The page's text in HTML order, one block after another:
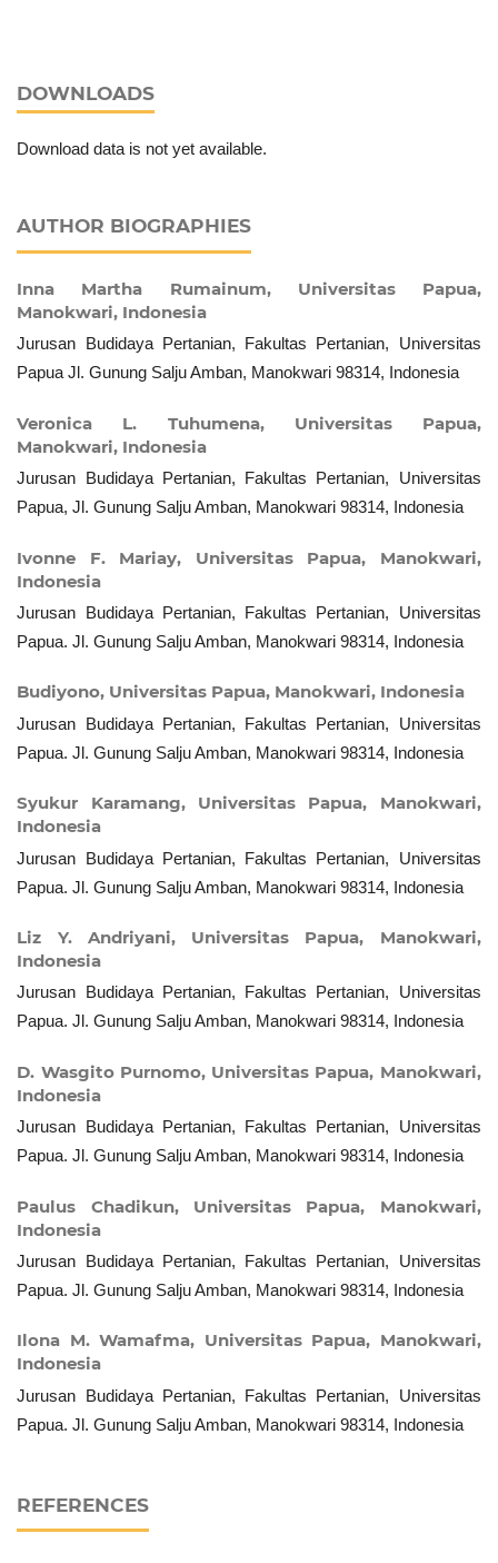
DOWNLOADS
Download data is not yet available.
AUTHOR BIOGRAPHIES
Inna Martha Rumainum, Universitas Papua,
Manokwari, Indonesia
Jurusan Budidaya Pertanian, Fakultas Pertanian, Universitas
Papua Jl. Gunung Salju Amban, Manokwari 98314, Indonesia
Veronica L. Tuhumena, Universitas Papua,
Manokwari, Indonesia
Jurusan Budidaya Pertanian, Fakultas Pertanian, Universitas
Papua, Jl. Gunung Salju Amban, Manokwari 98314, Indonesia
Ivonne F. Mariay, Universitas Papua, Manokwari,
Indonesia
Jurusan Budidaya Pertanian, Fakultas Pertanian, Universitas
Papua. Jl. Gunung Salju Amban, Manokwari 98314, Indonesia
Budiyono, Universitas Papua, Manokwari, Indonesia
Jurusan Budidaya Pertanian, Fakultas Pertanian, Universitas
Papua. Jl. Gunung Salju Amban, Manokwari 98314, Indonesia
Syukur Karamang, Universitas Papua, Manokwari,
Indonesia
Jurusan Budidaya Pertanian, Fakultas Pertanian, Universitas
Papua. Jl. Gunung Salju Amban, Manokwari 98314, Indonesia
Liz Y. Andriyani, Universitas Papua, Manokwari,
Indonesia
Jurusan Budidaya Pertanian, Fakultas Pertanian, Universitas
Papua. Jl. Gunung Salju Amban, Manokwari 98314, Indonesia
D. Wasgito Purnomo, Universitas Papua, Manokwari,
Indonesia
Jurusan Budidaya Pertanian, Fakultas Pertanian, Universitas
Papua. Jl. Gunung Salju Amban, Manokwari 98314, Indonesia
Paulus Chadikun, Universitas Papua, Manokwari,
Indonesia
Jurusan Budidaya Pertanian, Fakultas Pertanian, Universitas
Papua. Jl. Gunung Salju Amban, Manokwari 98314, Indonesia
Ilona M. Wamafma, Universitas Papua, Manokwari,
Indonesia
Jurusan Budidaya Pertanian, Fakultas Pertanian, Universitas
Papua. Jl. Gunung Salju Amban, Manokwari 98314, Indonesia
REFERENCES